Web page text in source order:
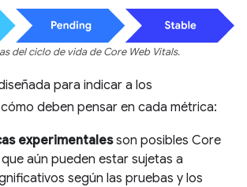
del ciclo de vida de Core Web Vitals.
para indicar a los
deben pensar en cada métrica:
experimentalesson posibles Core
aún pueden estar sujetas a
según las pruebas y los